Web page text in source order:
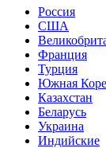
Россия
США
Франция
Турция
Южная
Казахстан
Беларусь
Украина
Индийские